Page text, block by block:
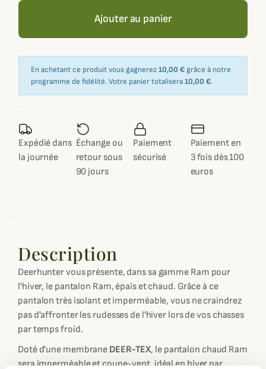
Ajouter au panier
En achetant ce produit vous gagnerez10,00 € grâce à notre
programme de fidélité. Votre panier totalisera10,00 €.
Expédié dans
la journée
Échange ou
retour sous
90 jours
Paiement
sécurisé
Paiement en
3 fois dès 100
euros
Description
Deerhunter vous présente, dans sa gamme Ram pour
l'hiver, le pantalon Ram, épais et chaud. Grâce à ce
pantalon très isolant et imperméable, vous ne craindrez
pas d'affronter les rudesses de l'hiver lors de vos chasses
par temps froid.
Doté d'une membrane DEER-TEX, le pantalon chaud Ram
sera imperméable et coupe-vent, idéal en hiver par